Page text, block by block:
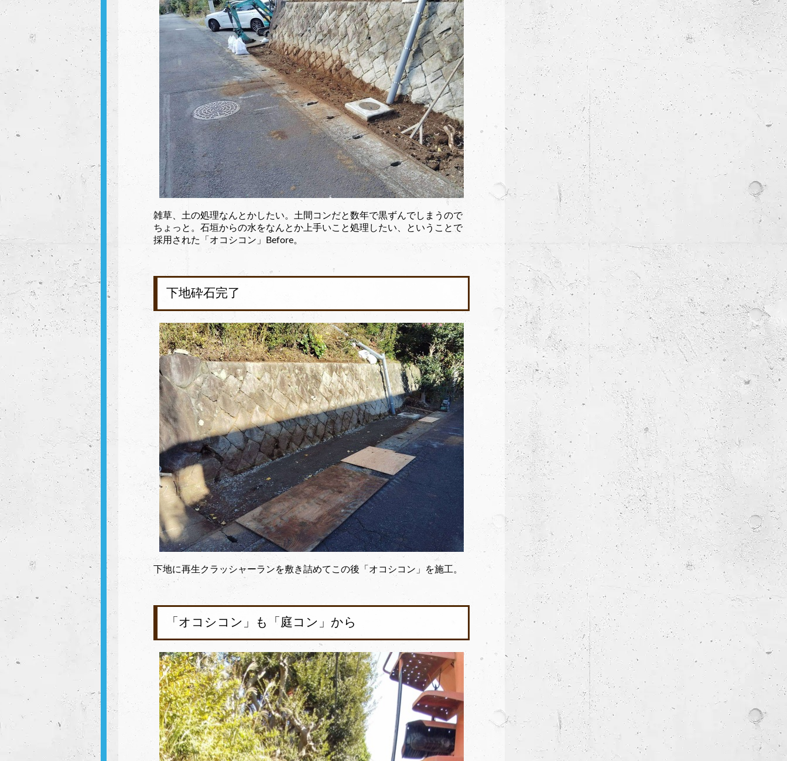
雑草、土の処理なんとかしたい。土間コンだと数年で黒ずんでしまうので
ちょっと。石垣からの水をなんとか上手いこと処理したい、ということで
採用された「オコシコン」Before。
下地砕石完了
下地に再生クラッシャーランを敷き詰めてこの後「オコシコン」を施工。
「オコシコン」も「庭コン」から